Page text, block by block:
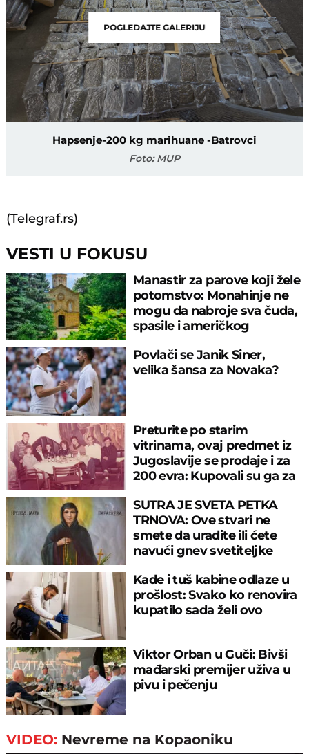
POGLEDAJTE GALERIJU
Hapsenje-200 kg marihuane -Batrovci
Foto: MUP
(Telegraf.rs)
VESTI U FOKUSU
Manastir za parove koji žele
potomstvo: Monahinje ne
mogu da nabroje sva čuda,
spasile i američkog
Povlači se Janik Siner,
velika šansa za Novaka?
Preturite po starim
vitrinama, ovaj predmet iz
Jugoslavije se prodaje i za
200 evra: Kupovali su ga za
SUTRA JE SVETA PETKA
TRNOVA: Ove stvari ne
smete da uradite ili ćete
navući gnev svetiteljke
Kade i tuš kabine odlaze u
prošlost: Svako ko renovira
kupatilo sada želi ovo
Viktor Orban u Guči: Bivši
mađarski premijer uživa u
pivu i pečenju
VIDEO: Nevreme na Kopaoniku